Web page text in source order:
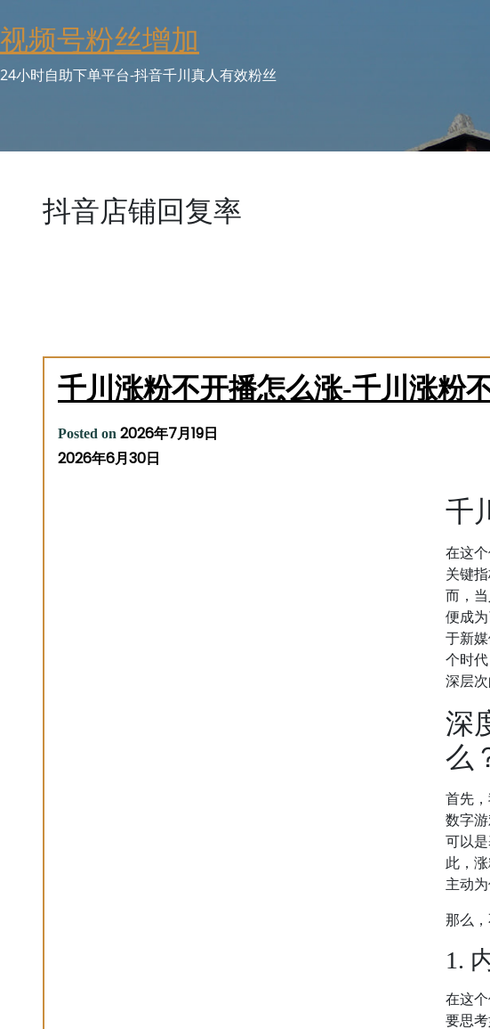
to
content
视频号粉丝增加
24小时自助下单平台-抖音千川真人有效粉丝
抖音店铺回复率
千川涨粉不开播怎么涨-千川涨粉
Posted on 2026年7月19日
2026年6月30日
千
在这
关键
而，
便成
于新
个时
深层
深
么
首先
数字
可以
此，
主动为
那么
1.
在这
要思